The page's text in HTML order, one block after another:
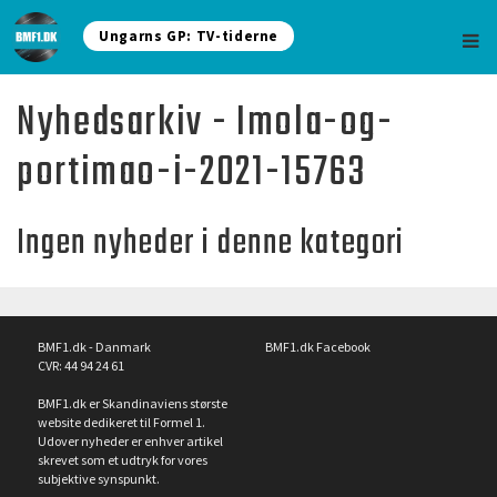
Ungarns GP: TV-tiderne
Nyhedsarkiv - Imola-og-
portimao-i-2021-15763
Ingen nyheder i denne kategori
BMF1.dk - Danmark
CVR: 44 94 24 61
BMF1.dk er Skandinaviens største
website dedikeret til Formel 1.
Udover nyheder er enhver artikel
skrevet som et udtryk for vores
subjektive synspunkt.
BMF1.dk Facebook